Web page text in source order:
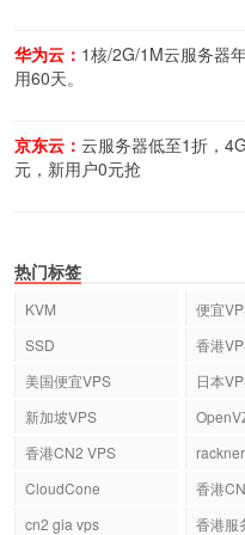
华为云： 1核/2G/1M云服务器
用60天。
京东云： 云服务器低至1折，
元，新用户0元抢
热门标签
KVM 便宜
SSD
香港
美国便宜VPS
日本
新加坡VPS
香港CN2 VPS
CloudCone
香港
cn2 gia vps
香港服